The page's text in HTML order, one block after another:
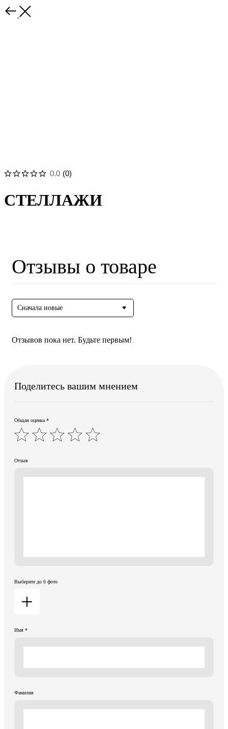
0.0 (0)
СТЕЛЛАЖИ
Отзывы о товаре
Сначала новые
Отзывов пока нет. Будьте первым!
Поделитесь вашим мнением
Общая оценка *
Отзыв
Выберите до 6 фото
Имя *
Фамилия